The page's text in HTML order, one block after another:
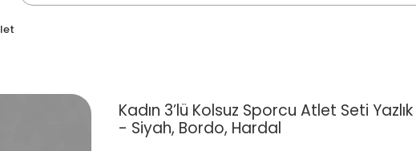
Kadın 3’lü Kolsuz Sporcu Atlet Seti
- Siyah, Bordo, Hardal